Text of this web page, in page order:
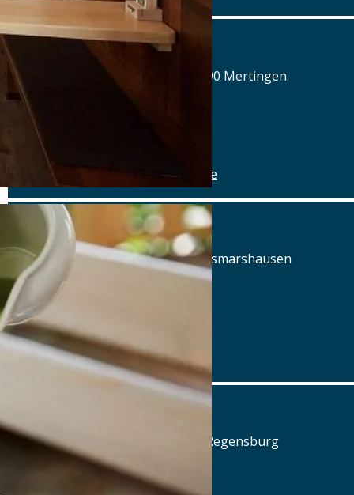
Alte Brauerei Mertingen
Hilaria-Lechner-Straße 21, 86690 Mertingen
Tel.: Tel.: 09078-912320
Details
www.alte-brauerei-mertingen.de
Alte Posthalterei
Augsburger Straße 2, 86441 Zusmarshausen
Tel.: Tel.: 08291-858220
Details
www.posthalterei.com
Am Alten Schlachthof 9, 93055 Regensburg
Tel.: Tel.: 0941-4637770